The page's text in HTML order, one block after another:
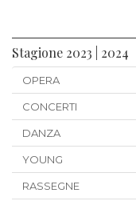
Stagione 2023 | 2024
OPERA
CONCERTI
DANZA
YOUNG
RASSEGNE